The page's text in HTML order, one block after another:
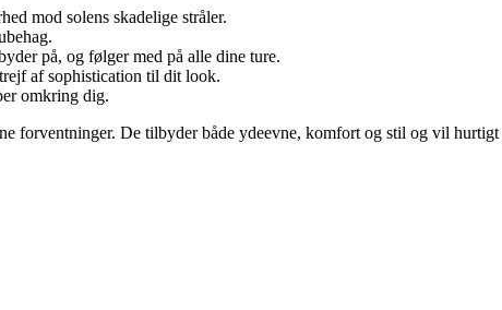
mod solens skadelige stråler.
på, og følger med på alle dine ture.
af sophistication til dit look.
omkring dig.
forventninger. De tilbyder både ydeevne, komfort og stil og vil hurtigt